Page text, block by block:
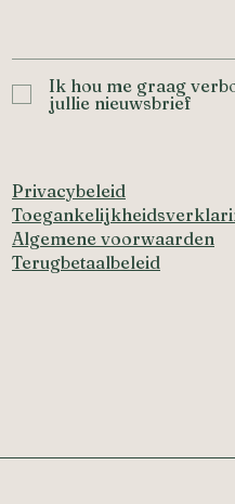
Ik hou me graag
jullie nieuwsbrief
Privacybeleid
Algemene voorwaarden
Terugbetaalbeleid